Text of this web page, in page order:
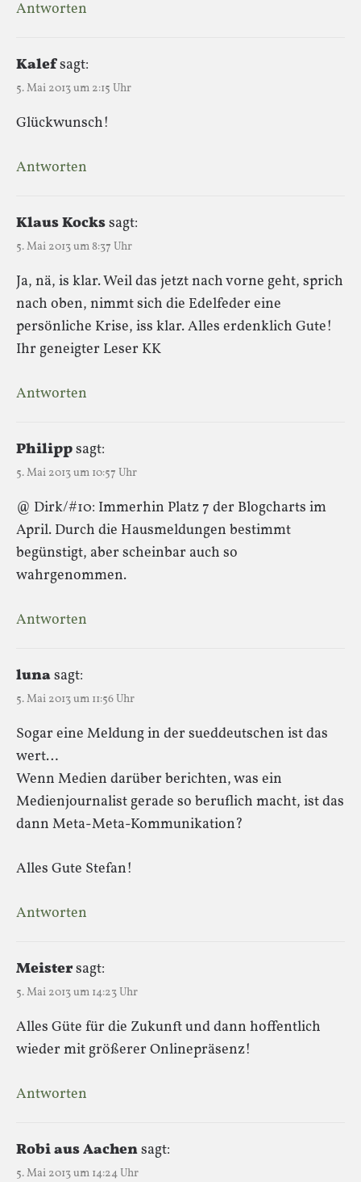
Antworten
Kalefsagt:
5. Mai 2013 um 2:15 Uhr
Glückwunsch!
Antworten
Klaus Kockssagt:
5. Mai 2013 um 8:37 Uhr
Ja, nä, is klar. Weil das jetzt nach vorne geht, sprich
nach oben, nimmt sich die Edelfeder eine
persönliche Krise, iss klar. Alles erdenklich Gute!
Ihr geneigter Leser KK
Antworten
Philippsagt:
5. Mai 2013 um 10:57 Uhr
@ Dirk/#10: Immerhin Platz 7 der Blogcharts im
April. Durch die Hausmeldungen bestimmt
begünstigt, aber scheinbar auch so
wahrgenommen.
Antworten
lunasagt:
5. Mai 2013 um 11:56 Uhr
Sogar eine Meldung in der sueddeutschen ist das
wert…
Wenn Medien darüber berichten, was ein
Medienjournalist gerade so beruflich macht, ist das
dann Meta-Meta-Kommunikation?
Alles Gute Stefan!
Antworten
Meistersagt:
5. Mai 2013 um 14:23 Uhr
Alles Güte für die Zukunft und dann hoffentlich
wieder mit größerer Onlinepräsenz!
Antworten
Robi aus Aachensagt:
5. Mai 2013 um 14:24 Uhr